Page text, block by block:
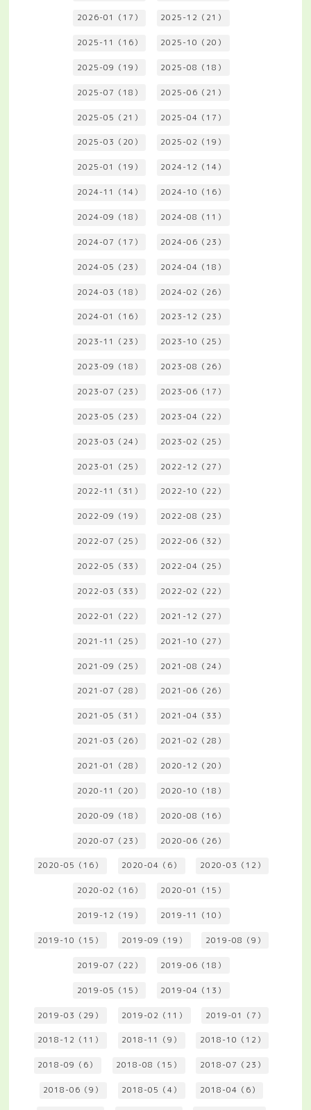
2026-01（17） 2025-12（21）
2025-11（16） 2025-10（20）
2025-09（19） 2025-08（18）
2025-07（18） 2025-06（21）
2025-05（21） 2025-04（17）
2025-03（20） 2025-02（19）
2025-01（19） 2024-12（14）
2024-11（14） 2024-10（16）
2024-09（18） 2024-08（11）
2024-07（17） 2024-06（23）
2024-05（23） 2024-04（18）
2024-03（18） 2024-02（26）
2024-01（16） 2023-12（23）
2023-11（23） 2023-10（25）
2023-09（18） 2023-08（26）
2023-07（23） 2023-06（17）
2023-05（23） 2023-04（22）
2023-03（24） 2023-02（25）
2023-01（25） 2022-12（27）
2022-11（31） 2022-10（22）
2022-09（19） 2022-08（23）
2022-07（25） 2022-06（32）
2022-05（33） 2022-04（25）
2022-03（33） 2022-02（22）
2022-01（22） 2021-12（27）
2021-11（25） 2021-10（27）
2021-09（25） 2021-08（24）
2021-07（28） 2021-06（26）
2021-05（31） 2021-04（33）
2021-03（26） 2021-02（28）
2021-01（28） 2020-12（20）
2020-11（20） 2020-10（18）
2020-09（18） 2020-08（16）
2020-07（23） 2020-06（26）
2020-05（16） 2020-04（6） 2020-03（12）
2020-02（16） 2020-01（15）
2019-12（19） 2019-11（10）
2019-10（15） 2019-09（19） 2019-08（9）
2019-07（22） 2019-06（18）
2019-05（15） 2019-04（13）
2019-03（29） 2019-02（11） 2019-01（7）
2018-12（11） 2018-11（9） 2018-10（12）
2018-09（6） 2018-08（15） 2018-07（23）
2018-06（9） 2018-05（4） 2018-04（6）